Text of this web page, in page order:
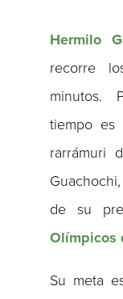
Hermilo
recorre
minutos.
tiempo es
rarrámuri
de su
Olímpicos
Su meta